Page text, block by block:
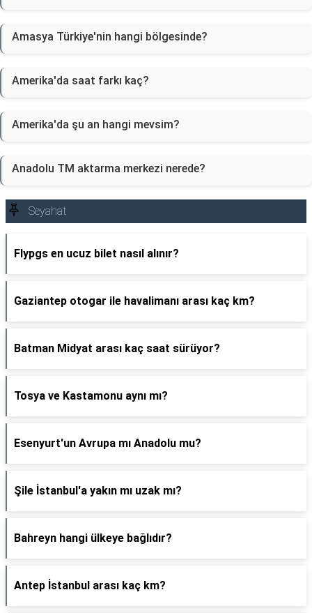
Amasya Türkiye'nin hangi bölgesinde?
Amerika'da saat farkı kaç?
Amerika'da şu an hangi mevsim?
Anadolu TM aktarma merkezi nerede?
Seyahat
Flypgs en ucuz bilet nasıl alınır?
Gaziantep otogar ile havalimanı arası kaç km?
Batman Midyat arası kaç saat sürüyor?
Tosya ve Kastamonu aynı mı?
Esenyurt'un Avrupa mı Anadolu mu?
Şile İstanbul'a yakın mı uzak mı?
Bahreyn hangi ülkeye bağlıdır?
Antep İstanbul arası kaç km?